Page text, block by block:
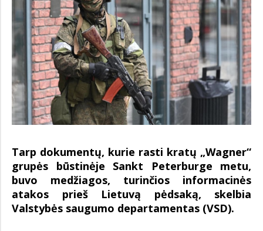
Tarp dokumentų, kurie rasti kratų „Wagner“
grupės būstinėje Sankt Peterburge metu,
buvo medžiagos, turinčios informacinės
atakos prieš Lietuvą pėdsaką, skelbia
Valstybės saugumo departamentas (VSD).